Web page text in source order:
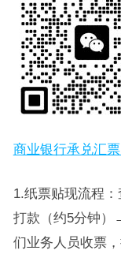
商业银行承兑汇
1.纸票贴现流程
打款（约5分钟
们业务人员收票，